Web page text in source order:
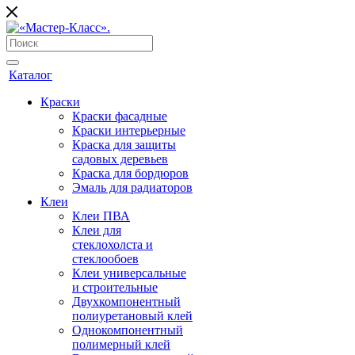
Каталог
Краски
Краски фасадные
Краски интерьерные
Краска для защиты
садовых деревьев
⁠Краска для бордюров
Эмаль для радиаторов
Клеи
Клеи ПВА
Клеи для
стеклохолста и
стеклообоев
Клеи универсальные
и строительные
Двухкомпонентный
полиуретановый клей
Однокомпонентный
полимерный клей